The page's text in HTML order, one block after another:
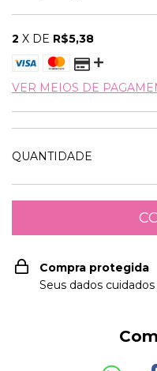
2 X DE R$5,38
VER MEIOS DE
QUANTIDADE
Compra protegida
Seus dados